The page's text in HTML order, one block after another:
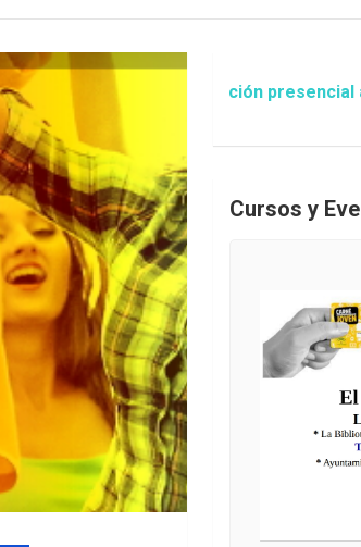
Atención presencial al público
Cursos y